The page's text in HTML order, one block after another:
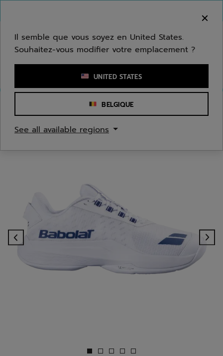
Saisir un mot clé ou un numéro d'article
Previous
Il semble que vous soyez en United States.
Souhaitez-vous modifier votre emplacement ?
UNITED STATES
BELGIQUE
See all available regions